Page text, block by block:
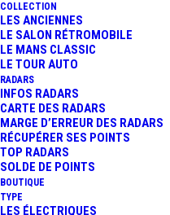
COLLECTION
LES ANCIENNES
LE SALON RÉTROMOBILE
LE MANS CLASSIC
LE TOUR AUTO
RADARS
INFOS RADARS
CARTE DES RADARS
MARGE D’ERREUR DES RADARS
RÉCUPÉRER SES POINTS
TOP RADARS
SOLDE DE POINTS
BOUTIQUE
TYPE
LES ÉLECTRIQUES
5 octobre 2017
PEUGEOT :